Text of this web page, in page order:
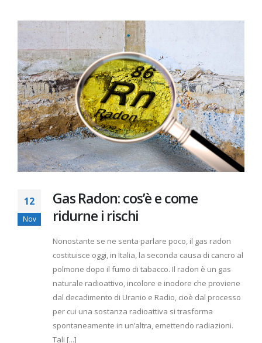
12
Nov
Gas Radon: cos’è e come
ridurne i rischi
Nonostante se ne senta parlare poco, il gas radon
costituisce oggi, in Italia, la seconda causa di cancro al
polmone dopo il fumo di tabacco. Il radon è un gas
naturale radioattivo, incolore e inodore che proviene
dal decadimento di Uranio e Radio, cioè dal processo
per cui una sostanza radioattiva si trasforma
spontaneamente in un’altra, emettendo radiazioni.
Tali [...]